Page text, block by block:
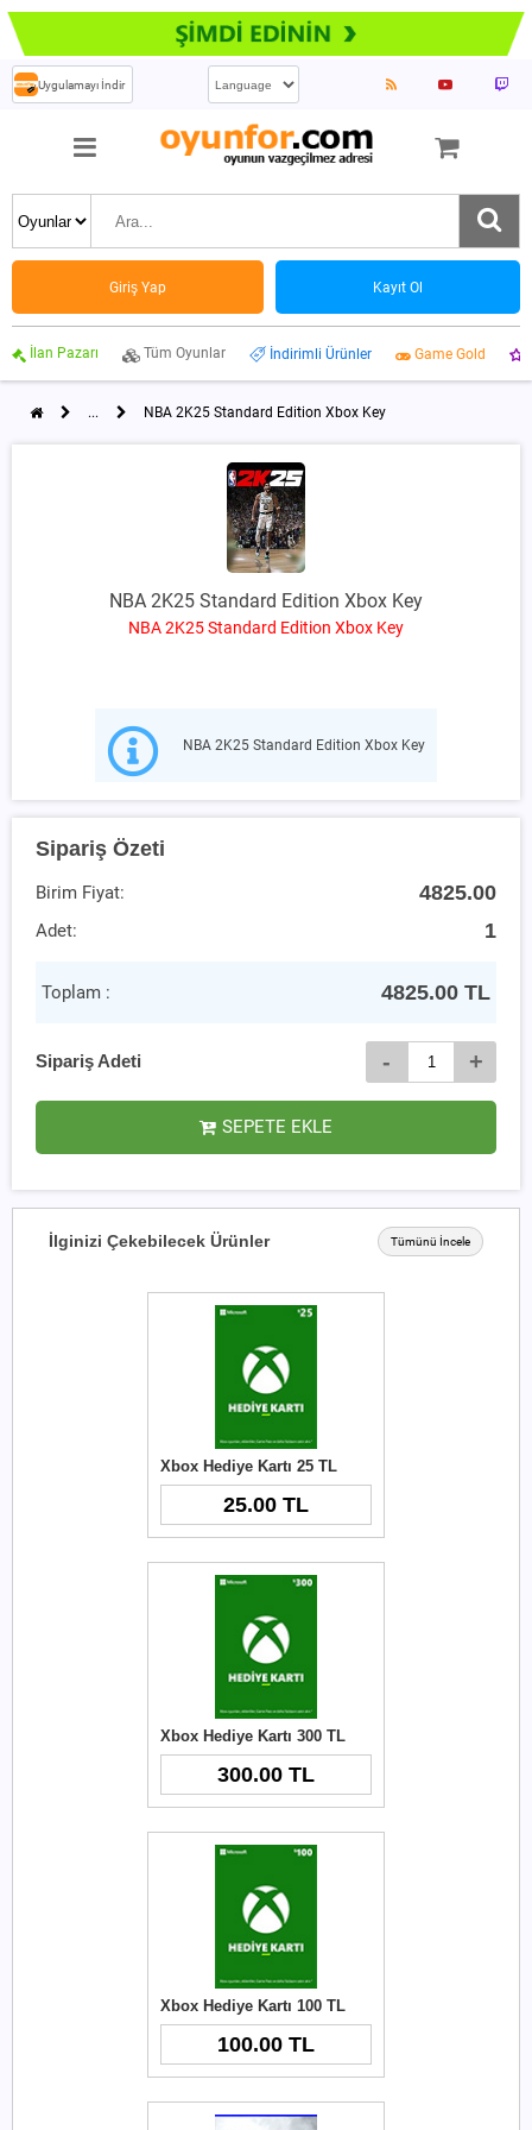
Uygulamayı İndir
Giriş Yap Kayıt Ol
İlan Pazarı Tüm Oyunlar İndirimli Ürünler Game Gold
... NBA 2K25 Standard Edition Xbox Key
NBA 2K25 Standard Edition Xbox Key
NBA 2K25 Standard Edition Xbox Key
NBA 2K25 Standard Edition Xbox Key
Sipariş Özeti
Birim Fiyat: 4825.00
Adet: 1
Toplam : 4825.00 TL
Sipariş Adeti - +
SEPETE EKLE
İlginizi Çekebilecek Ürünler Tümünü İncele
Xbox Hediye Kartı 25 TL
25.00 TL
Xbox Hediye Kartı 300 TL
300.00 TL
Xbox Hediye Kartı 100 TL
100.00 TL